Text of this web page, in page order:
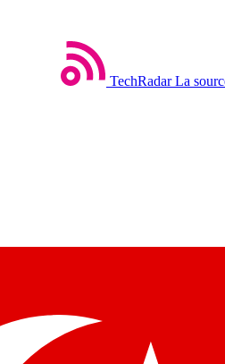
TechRadar La